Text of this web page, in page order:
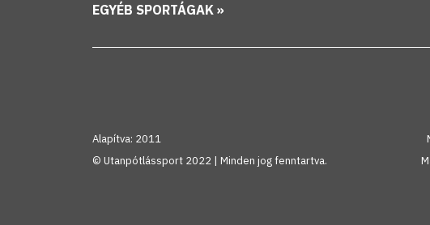
EGYÉB SPORTÁGAK »
Alapítva: 2011
© Utanpótlássport 2022 | Minden jog fenntartva.